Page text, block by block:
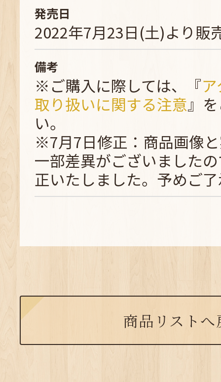
発売日
2022年7月23日(土)より販
備考
※ご購入に際しては、『
取り扱いに関する注意』
い。
※7月7日修正：商品画像
一部差異がございました
正いたしました。予めご
商品リストへ